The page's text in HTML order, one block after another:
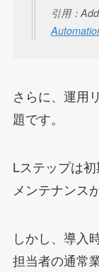
引用：
さらに、運用
題です。
Lステップは
メンテナンス
しかし、導入
担当者の通常